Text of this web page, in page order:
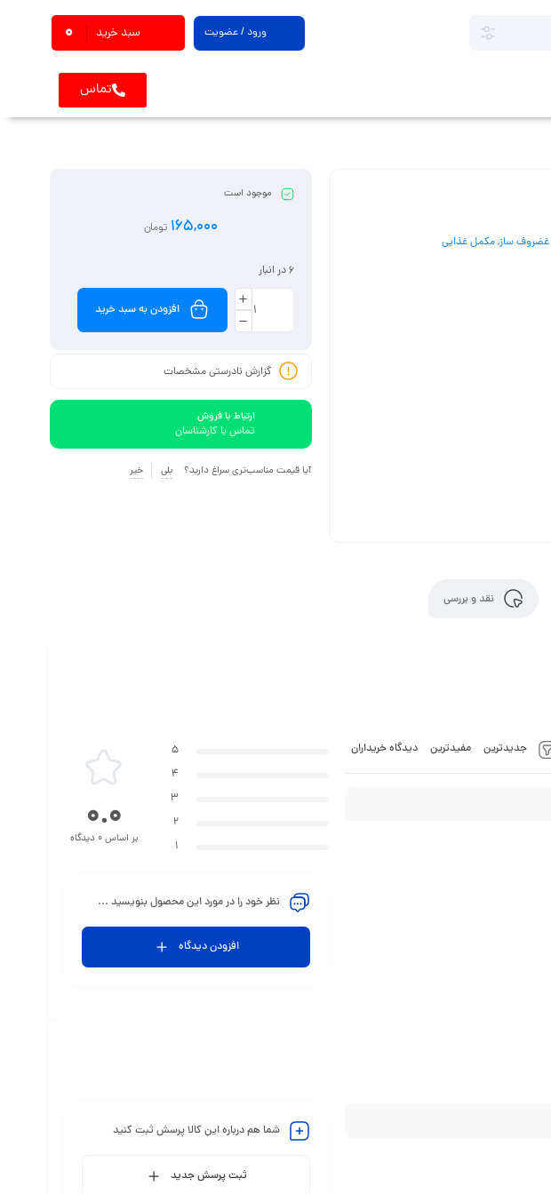
ورود / عضویت سبد خرید 0
تماس
غضروف ساز,مکمل غذایی
موجود است
165,000 تومان
6 در انبار
افزودن به سبد خرید
گزارش نادرستی مشخصات
ارتباط با فروش
تماس با کارشناسان
آیا قیمت مناسب‌تری سراغ دارید؟ بلی خیر
نقد و بررسی
جدیدترین مفیدترین دیدگاه خریداران
5
4
3
2
1
0.0
بر اساس 0 دیدگاه
نظر خود را در مورد این محصول بنویسید ...
افزودن دیدگاه
شما هم درباره این کالا پرسش ثبت کنید
ثبت پرسش جدید